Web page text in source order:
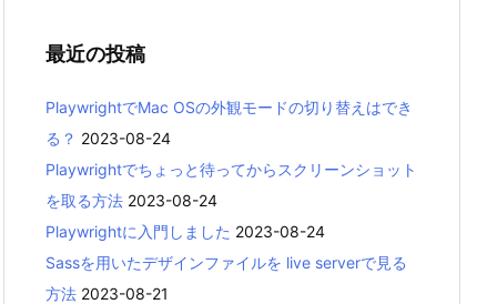
最近の投稿
PlaywrightでMac OSの外観モードの切り替えはでき
る？ 2023-08-24
Playwrightでちょっと待ってからスクリーンショット
を取る方法 2023-08-24
Playwrightに入門しました 2023-08-24
Sassを用いたデザインファイルを live serverで見る
方法 2023-08-21